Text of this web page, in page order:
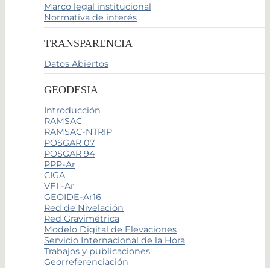
Marco legal institucional
Normativa de interés
TRANSPARENCIA
Datos Abiertos
GEODESIA
Introducción
RAMSAC
RAMSAC-NTRIP
POSGAR 07
POSGAR 94
PPP-Ar
CIGA
VEL-Ar
GEOIDE-Ar16
Red de Nivelación
Red Gravimétrica
Modelo Digital de Elevaciones
Servicio Internacional de la Hora
Trabajos y publicaciones
Georreferenciación